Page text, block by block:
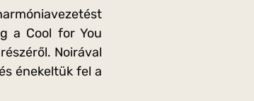
a Cool for You
Noirával
énekeltük fel a